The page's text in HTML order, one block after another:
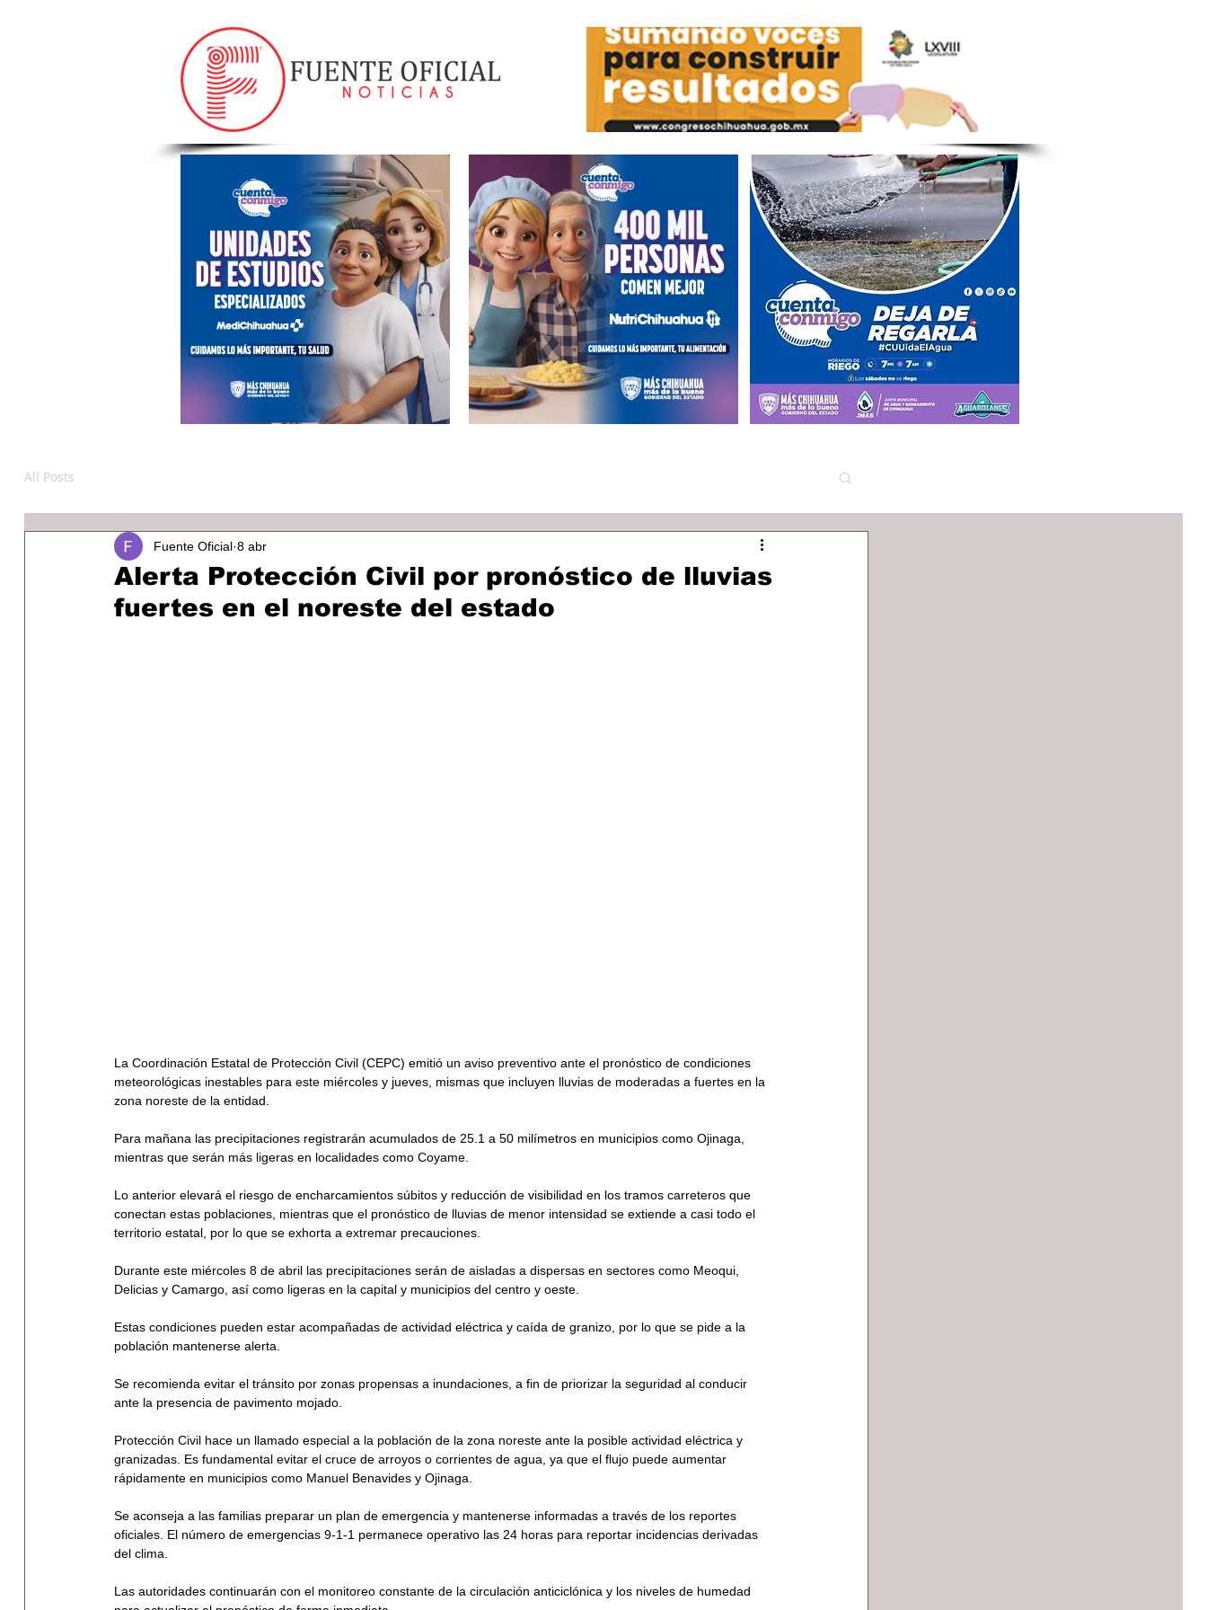
All Posts
Alerta Protección Civil por pronóstico de lluvias
fuertes en el noreste del estado
Fuente Oficial 8 abr
La Coordinación Estatal de Protección Civil (CEPC) emitió un aviso preventivo ante el pronóstico de condiciones
meteorológicas inestables para este miércoles y jueves, mismas que incluyen lluvias de moderadas a fuertes en la
zona noreste de la entidad.
Para mañana las precipitaciones registrarán acumulados de 25.1 a 50 milímetros en municipios como Ojinaga,
mientras que serán más ligeras en localidades como Coyame.
Lo anterior elevará el riesgo de encharcamientos súbitos y reducción de visibilidad en los tramos carreteros que
conectan estas poblaciones, mientras que el pronóstico de lluvias de menor intensidad se extiende a casi todo el
territorio estatal, por lo que se exhorta a extremar precauciones.
Durante este miércoles 8 de abril las precipitaciones serán de aisladas a dispersas en sectores como Meoqui,
Delicias y Camargo, así como ligeras en la capital y municipios del centro y oeste.
Estas condiciones pueden estar acompañadas de actividad eléctrica y caída de granizo, por lo que se pide a la
población mantenerse alerta.
Se recomienda evitar el tránsito por zonas propensas a inundaciones, a fin de priorizar la seguridad al conducir
ante la presencia de pavimento mojado.
Protección Civil hace un llamado especial a la población de la zona noreste ante la posible actividad eléctrica y
granizadas. Es fundamental evitar el cruce de arroyos o corrientes de agua, ya que el flujo puede aumentar
rápidamente en municipios como Manuel Benavides y Ojinaga.
Se aconseja a las familias preparar un plan de emergencia y mantenerse informadas a través de los reportes
oficiales. El número de emergencias 9-1-1 permanece operativo las 24 horas para reportar incidencias derivadas
del clima.
Las autoridades continuarán con el monitoreo constante de la circulación anticiclónica y los niveles de humedad